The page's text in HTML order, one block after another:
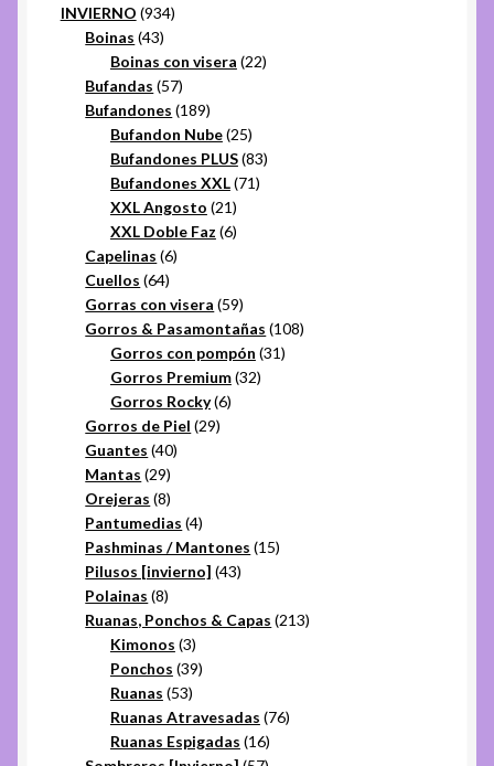
INVIERNO 934934
Boinas 4343
productos
Boinas con visera 2222
Bufandas 5757
productos
Bufandones 189189
productos
Bufandon Nube 2525
productos
Bufandones PLUS 8383
Bufandones XXL 7171
XXL Angosto 2121
productos
XXL Doble Faz 66
Capelinas 66
Cuellos 6464
productos
Gorras con visera 5959
productos
Gorros & Pasamontañas 108108
Gorros con pompón 3131
Gorros Premium 3232
Gorros Rocky 66
Gorros de Piel 2929
Guantes 4040
Mantas 2929
productos
Orejeras 88
productos
Pantumedias 44
productos
Pashminas / Mantones 1515
Pilusos [invierno] 4343
Polainas 88
productos
Ruanas, Ponchos & Capas 213213
Kimonos 33
productos
Ponchos 3939
Ruanas 5353
productos
Ruanas Atravesadas 7676
Ruanas Espigadas 1616